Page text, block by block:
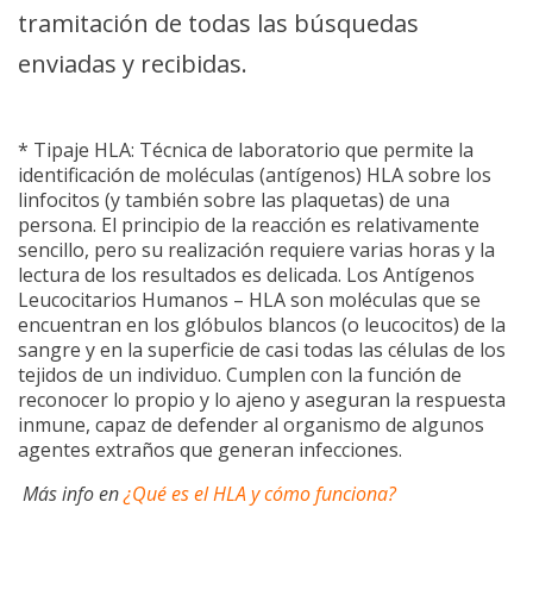
tramitación de todas las búsquedas
enviadas y recibidas.
* Tipaje HLA: Técnica de laboratorio que permite la
identificación de moléculas (antígenos) HLA sobre los
linfocitos (y también sobre las plaquetas) de una
persona. El principio de la reacción es relativamente
sencillo, pero su realización requiere varias horas y la
lectura de los resultados es delicada. Los Antígenos
Leucocitarios Humanos – HLA son moléculas que se
encuentran en los glóbulos blancos (o leucocitos) de la
sangre y en la superficie de casi todas las células de los
tejidos de un individuo. Cumplen con la función de
reconocer lo propio y lo ajeno y aseguran la respuesta
inmune, capaz de defender al organismo de algunos
agentes extraños que generan infecciones.
Más info en¿Qué es el HLA y cómo funciona?